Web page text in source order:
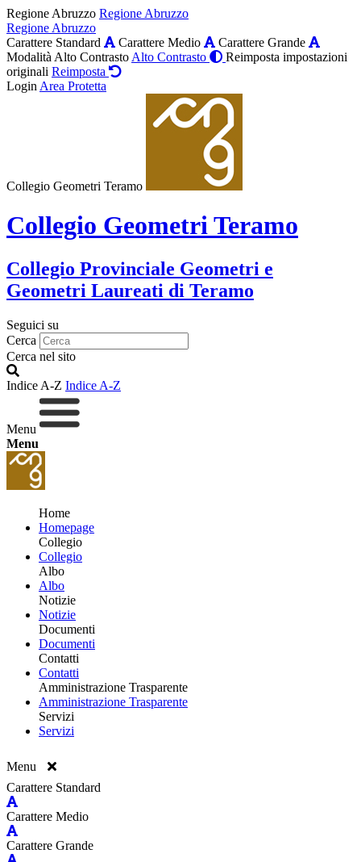
Regione Abruzzo Regione Abruzzo
Regione Abruzzo
Carattere Standard
Carattere Medio
Carattere Grande
Modalità Alto Contrasto Alto Contrasto
Reimposta impostazioni
originali Reimposta
Login Area Protetta
Collegio Geometri Teramo
Collegio Geometri Teramo
Collegio Provinciale Geometri e
Geometri Laureati di Teramo
Seguici su
Cerca
Cerca nel sito
Indice A-Z Indice A-Z
Menu
Menu
Home
Homepage
Collegio
Collegio
Albo
Albo
Notizie
Notizie
Documenti
Documenti
Contatti
Contatti
Amministrazione Trasparente
Amministrazione Trasparente
Servizi
Servizi
Menu
Carattere Standard
Carattere Medio
Carattere Grande